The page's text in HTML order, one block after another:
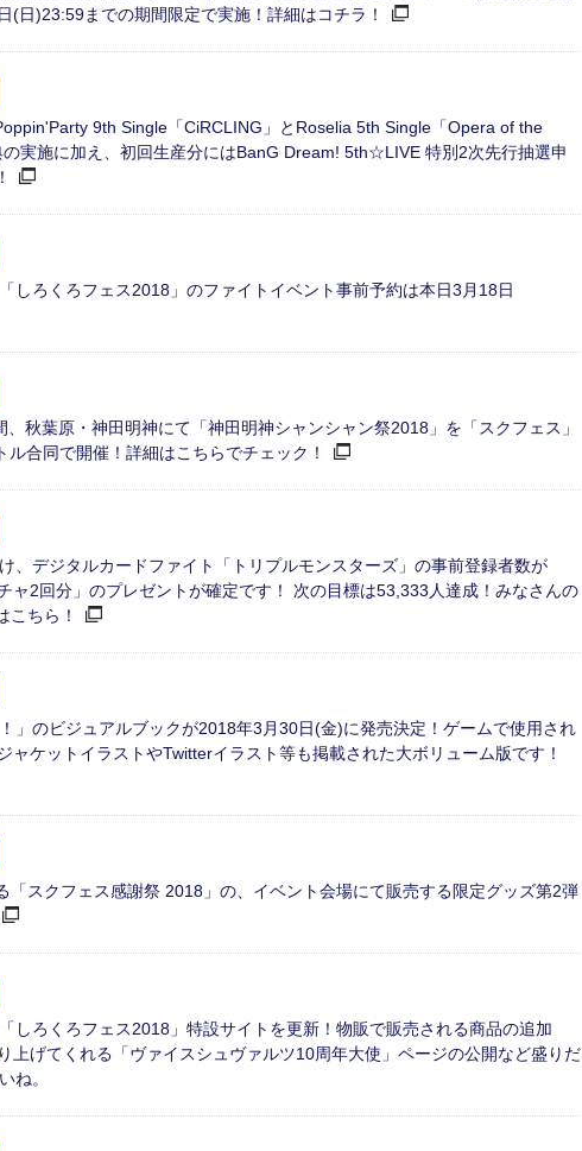
日)23:59までの期間限定で実施！詳細はコチラ！
9th Single「CiRCLING」とRoselia 5th Single「Opera of the
実施に加え、初回生産分にはBanG Dream! 5th☆LIVE 特別2次先行抽選申
しろくろフェス2018」のファイトイベント事前予約は本日3月18日
秋葉原・神田明神にて「神田明神シャンシャン祭2018」を「スクフェス」
ル合同で開催！詳細はこちらでチェック！
、デジタルカードファイト「トリプルモンスターズ」の事前登録者数が
ャ2回分」のプレゼントが確定です！ 次の目標は53,333人達成！みなさんの
こちら！
」のビジュアルブックが2018年3月30日(金)に発売決定！ゲームで使用され
ャケットイラストやTwitterイラスト等も掲載された大ボリューム版です！
スクフェス感謝祭 2018」の、イベント会場にて販売する限定グッズ第2弾
しろくろフェス2018」特設サイトを更新！物販で販売される商品の追加
上げてくれる「ヴァイスシュヴァルツ10周年大使」ページの公開など盛りだ
ね。